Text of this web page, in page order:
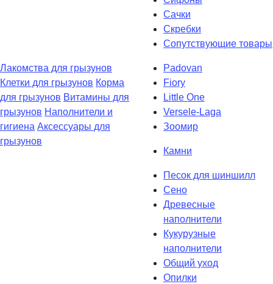
Сачки
Скребки
Сопутствующие товары
Лакомства для грызунов
Клетки для грызунов Кoрма
для грызунов Витамины для
грызунов Наполнители и
гигиена Аксессуары для
грызунов
Padovan
Fiory
Little One
Versele-Laga
Зоомир
Камни
Песок для шиншилл
Сено
Древесные
наполнители
Кукурузные
наполнители
Общий уход
Опилки